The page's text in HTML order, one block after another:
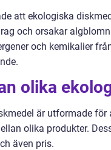
att ekologiska
och orsakar
och kemikalier
olika
är utformade
olika produkter.
även pris.